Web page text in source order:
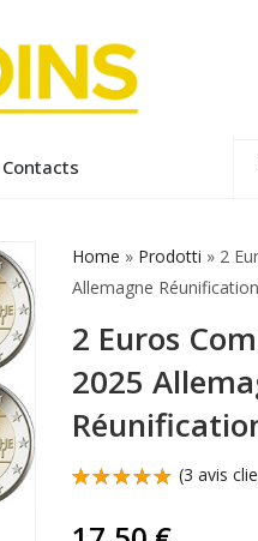
Contacts
Home » Prodotti » 2
Allemagne
2 Euros
2025
(3 avis